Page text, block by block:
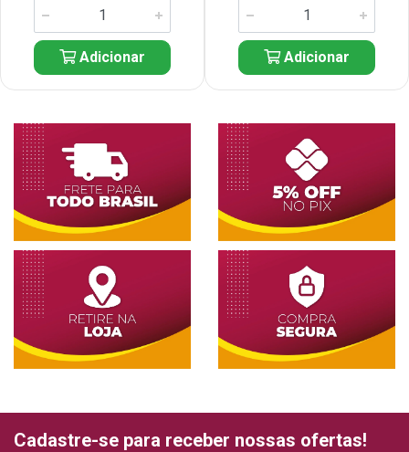
Adicionar Adicionar
Cadastre-se para receber nossas ofertas!